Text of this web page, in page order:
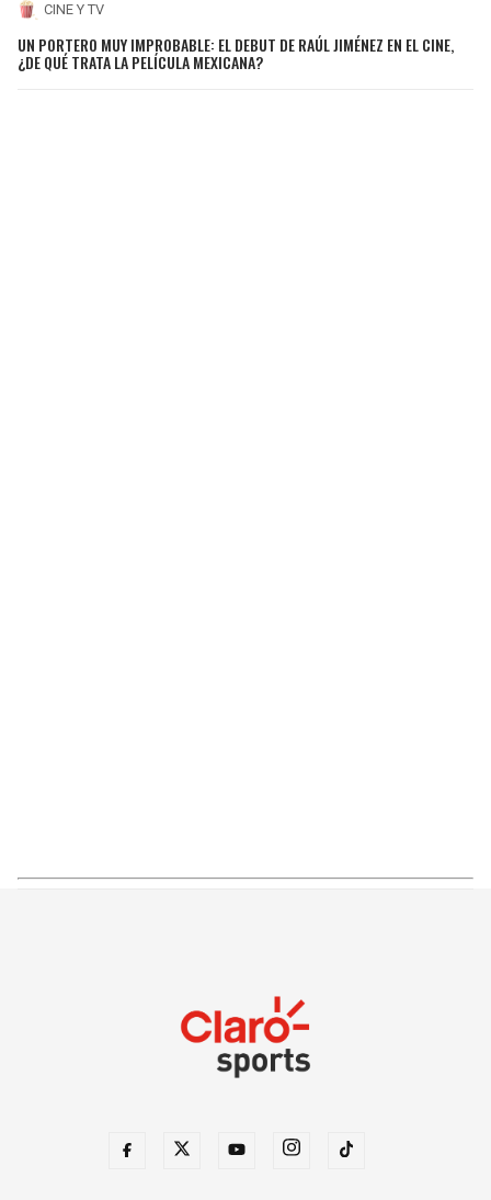
CINE Y TV
UN PORTERO MUY IMPROBABLE: EL DEBUT DE RAÚL JIMÉNEZ EN EL CINE,
¿DE QUÉ TRATA LA PELÍCULA MEXICANA?